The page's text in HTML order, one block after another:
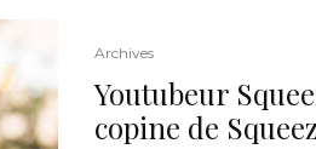
Archives
Youtubeur
copine de